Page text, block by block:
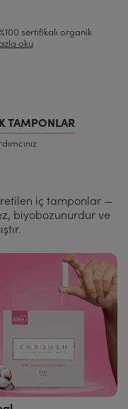
sertifikalı organik
oku
TAMPONLAR
iç tamponlar —
biyobozunurdur ve